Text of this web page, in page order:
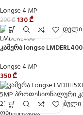
Longse 4 MP
200₾ 130₾
კამერა longse LMDERL400
Longse 4 MP
350₾